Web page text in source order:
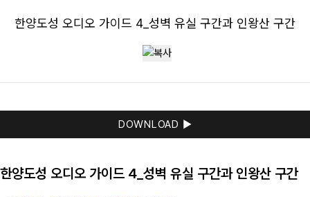
북촌
한양도성 오디오 가이드 4_성벽 유실 구간과 인왕산 구간
DOWNLOAD ▶
한양도성 오디오 가이드 4_성벽 유실 구간과 인왕산 구간